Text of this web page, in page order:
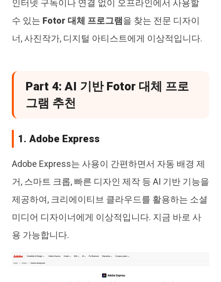
인터넷 구독이나 연결 없이 오프라인에서 사용할
수 있는 Fotor 대체 프로그램을 찾는 전문 디자이
너, 사진작가, 디지털 아티스트에게 이상적입니다.
Part 4: AI 기반 Fotor 대체 프로
그램 추천
1. Adobe Express
Adobe Express는 사용이 간편하면서 자동 배경 제
거, 스마트 크롭, 빠른 디자인 제작 등 AI 기반 기능을
제공하여, 크리에이티브 클라우드를 활용하는 소셜
미디어 디자이너에게 이상적입니다. 지금 바로 사
용 가능합니다.